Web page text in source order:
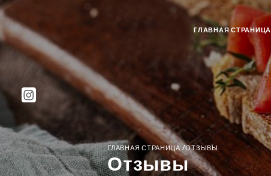
ГЛАВНАЯ СТРАНИЦА
ГЛАВНАЯ СТРАНИЦА /ОТЗЫВЫ
Отзывы